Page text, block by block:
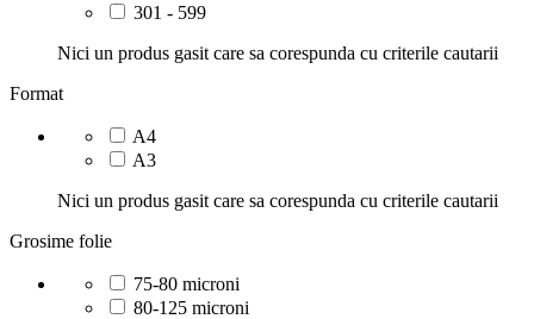
301 - 599
Nici un produs gasit care sa corespunda cu criterile cautarii
Format
A4
A3
Nici un produs gasit care sa corespunda cu criterile cautarii
Grosime folie
75-80 microni
80-125 microni